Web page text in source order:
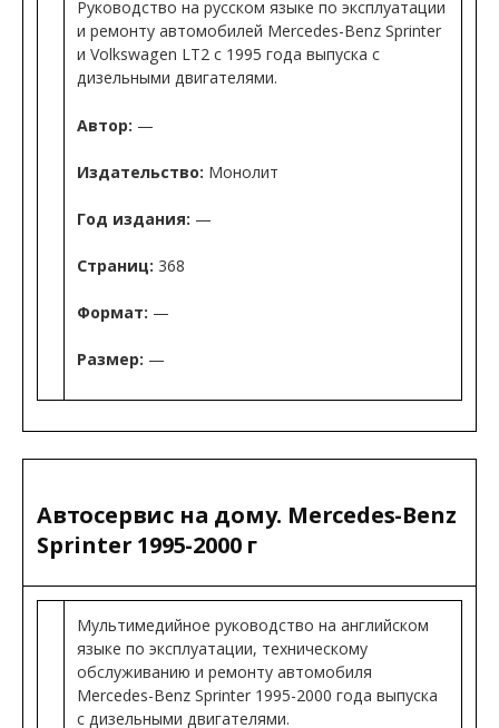
Руководство на русском языке по эксплуатации
и ремонту автомобилей Mercedes-Benz Sprinter
и Volkswagen LT2 с 1995 года выпуска с
дизельными двигателями.
Автор: —
Издательство: Монолит
Год издания: —
Страниц: 368
Формат: —
Размер: —
Автосервис на дому. Mercedes-Benz
Sprinter 1995-2000 г
Мультимедийное руководство на английском
языке по эксплуатации, техническому
обслуживанию и ремонту автомобиля
Mercedes-Benz Sprinter 1995-2000 года выпуска
с дизельными двигателями.